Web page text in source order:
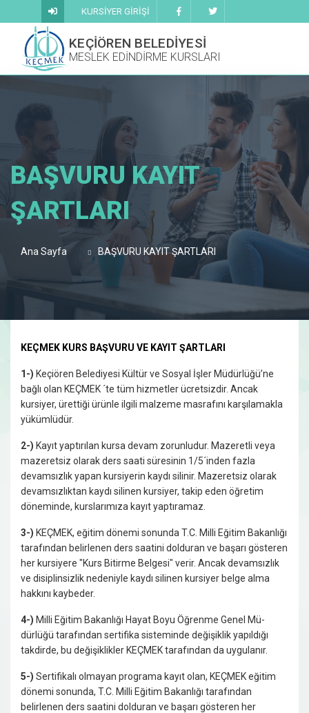
KURSİYER GİRİŞİ
KEÇİÖREN BELEDİYESİ
MESLEK EDİNDİRME KURSLARI
BAŞVURU KAYIT
ŞARTLARI
Ana Sayfa BAŞVURU KAYIT ŞARTLARI
KEÇMEK KURS BAŞVURU VE KAYIT ŞARTLARI
1-) Keçiören Belediyesi Kültür ve Sosyal İşler Müdürlüğü’ne
bağlı olan KEÇMEK ´te tüm hizmetler ücretsizdir. Ancak
kursiyer, ürettiği ürünle ilgili malzeme masrafını karşılamakla
yükümlüdür.
2-) Kayıt yaptırılan kursa devam zorunludur. Mazeretli veya
mazeretsiz olarak ders saati süresinin 1/5´inden faz­la
devamsızlık yapan kursiyerin kaydı silinir. Mazeretsiz olarak
devamsızlıktan kaydı silinen kursiyer, takip eden öğretim
döneminde, kurslarımıza kayıt yaptıramaz.
3-) KEÇMEK, eğitim dönemi sonunda T.C. Milli Eğitim Ba­kanlığı
tarafından belirlenen ders saatini dolduran ve ba­şarı gösteren
her kursiyere "Kurs Bitirme Belgesi" verir. Ancak devamsızlık
ve disiplinsizlik nedeniyle kaydı silinen kursiyer belge alma
hakkını kaybeder.
4-) Milli Eğitim Bakanlığı Hayat Boyu Öğrenme Genel Mü­
dürlüğü tarafından sertifika sisteminde değişiklik yapıl­dığı
takdirde, bu değişiklikler KEÇMEK tarafından da uygu­lanır.
5-) Sertifikalı olmayan programa kayıt olan, KEÇMEK eğitim
dönemi sonunda, T.C. Milli Eğitim Ba­kanlığı tarafından
belirlenen ders saatini dolduran ve ba­şarı gösteren her